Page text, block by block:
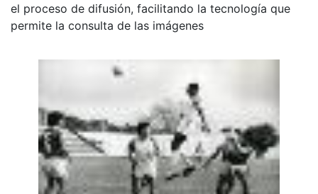
el proceso de difusión, facilitando la tecnología que
permite la consulta de las imágenes